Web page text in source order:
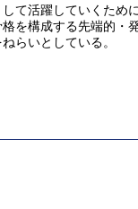
て活躍していくため
を構成する先端的・
らいとしている。